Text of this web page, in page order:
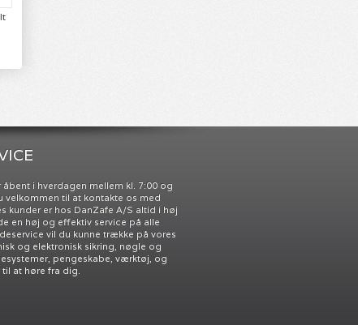
åbent i hverdagen mellem kl. 7:00 og
velkommen til at kontakte os med
kunder er hos DanZafe A/S altid i høj
en høj og effektiv service på alle
vil du kunne trække på vores
og elektronisk sikring, nøgle og
pengeskabe, værktøj, og
at høre fra dig.